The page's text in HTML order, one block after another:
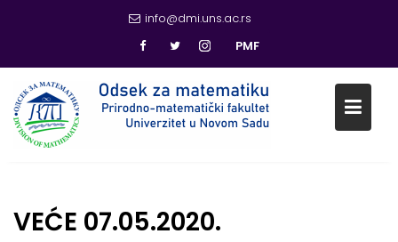
content
info@dmi.uns.ac.rs
PMF
VEĆE 07.05.2020.